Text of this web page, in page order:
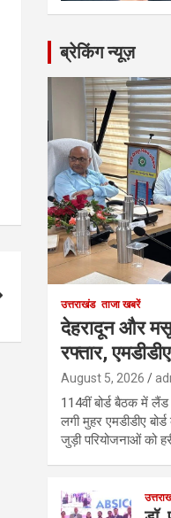
ब्रेकिंग न्यूज़
उत्तराखंड ताजा खबरें
देहरादून और
रफ्तार,
August 5, 2026
114वीं बोर्ड बैठक में
लगी मुहर एमडीडीए
जुड़ी परियोजनाओं को